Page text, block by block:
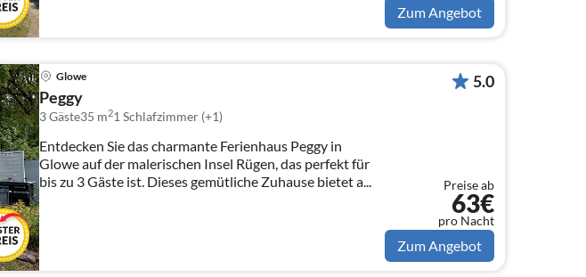
Zum Angebot
Glowe
Peggy
3 Gäste35 m21Schlafzimmer (+1)
Entdecken Sie das charmante Ferienhaus Peggy in
Glowe auf der malerischen Insel Rügen, das perfekt für
bis zu 3 Gäste ist. Dieses gemütliche Zuhause bietet a...
5.0
Preise ab
63€
pro Nacht
Zum Angebot